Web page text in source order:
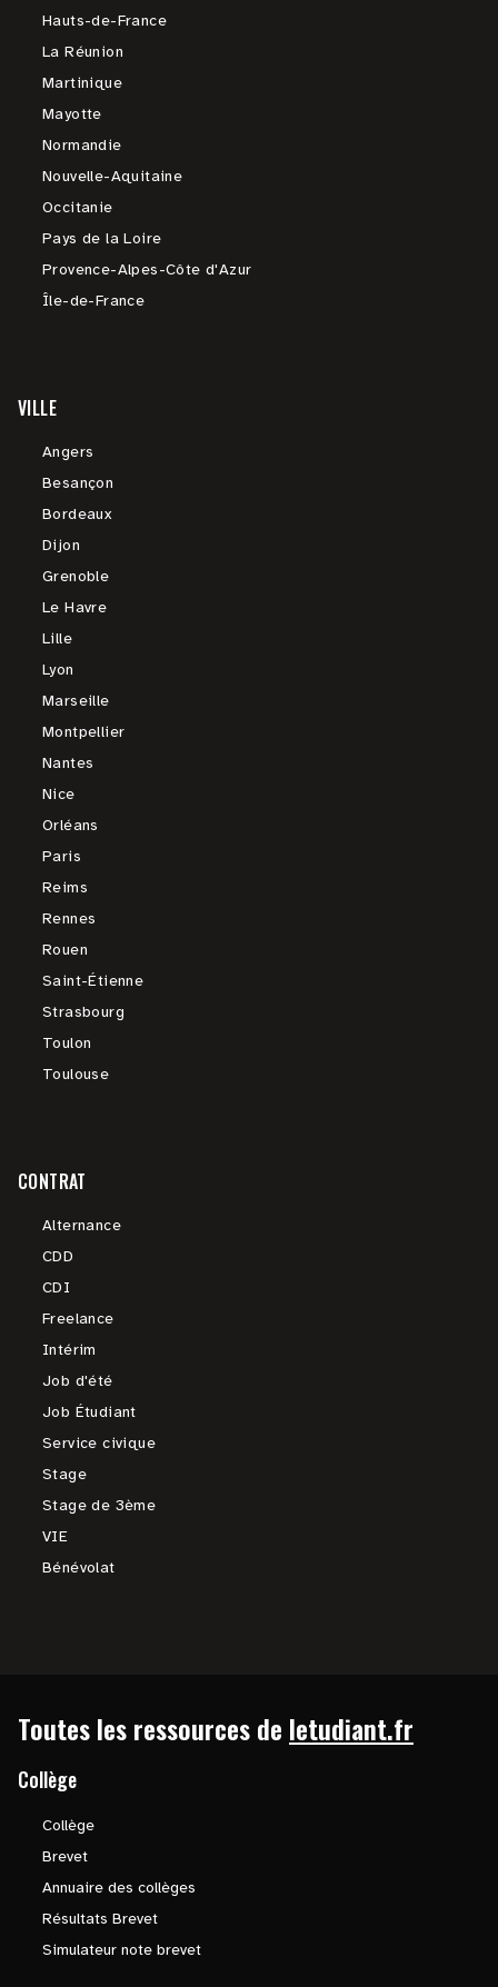
Hauts-de-France
La Réunion
Martinique
Mayotte
Normandie
Nouvelle-Aquitaine
Occitanie
Pays de la Loire
Provence-Alpes-Côte d'Azur
Île-de-France
VILLE
Angers
Besançon
Bordeaux
Dijon
Grenoble
Le Havre
Lille
Lyon
Marseille
Montpellier
Nantes
Nice
Orléans
Paris
Reims
Rennes
Rouen
Saint-Étienne
Strasbourg
Toulon
Toulouse
CONTRAT
Alternance
CDD
CDI
Freelance
Intérim
Job d'été
Job Étudiant
Service civique
Stage
Stage de 3ème
VIE
Bénévolat
Toutes les ressources de letudiant.fr
Collège
Collège
Brevet
Annuaire des collèges
Résultats Brevet
Simulateur note brevet